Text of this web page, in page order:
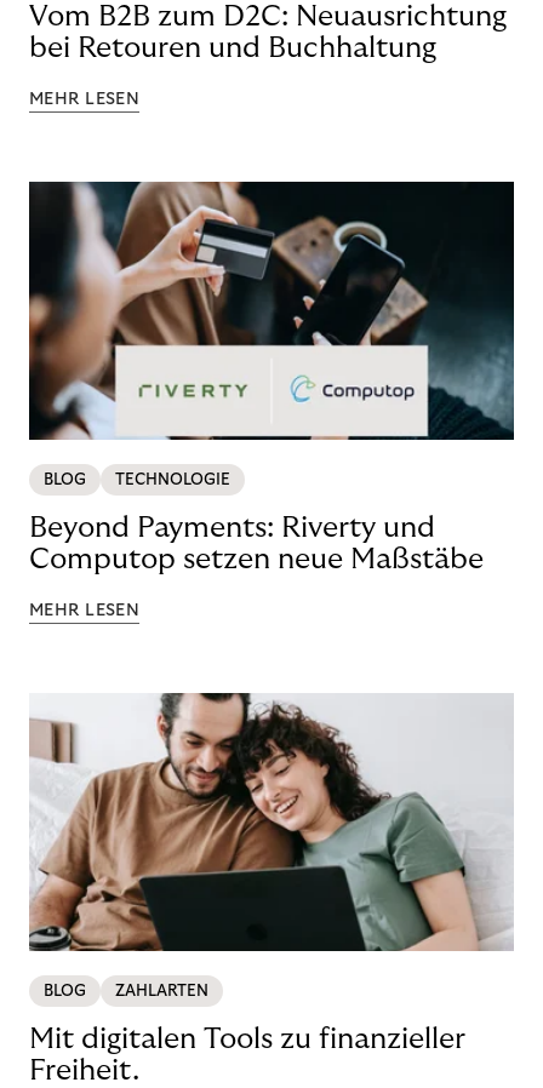
Vom B2B zum D2C: Neuausrichtung
bei Retouren und Buchhaltung
MEHR LESEN
BLOG TECHNOLOGIE
Beyond Payments: Riverty und
Computop setzen neue Maßstäbe
MEHR LESEN
BLOG ZAHLARTEN
Mit digitalen Tools zu finanzieller
Freiheit.